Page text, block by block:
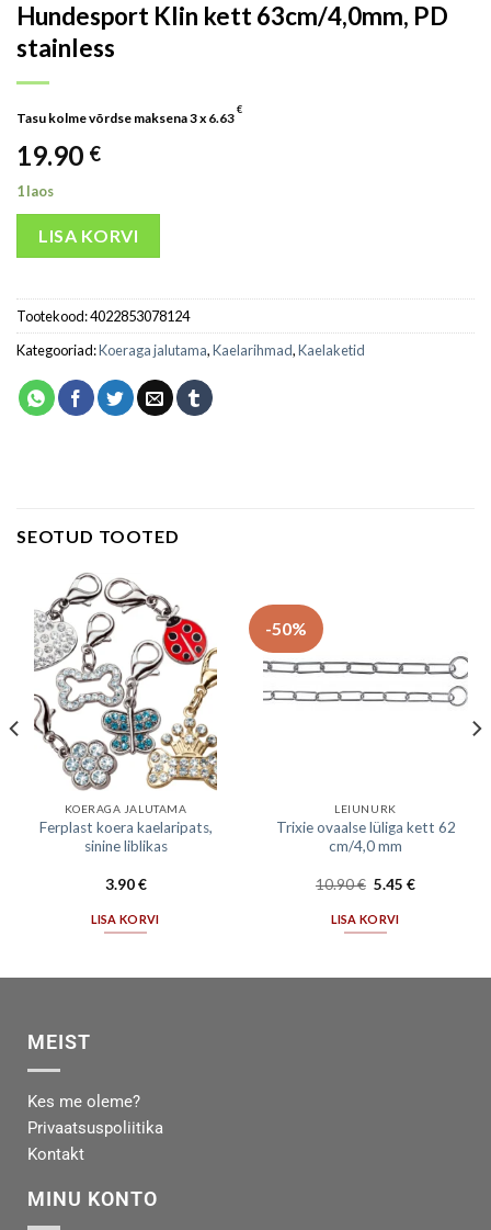
Hundesport Klin kett 63cm/4,0mm, PD
stainless
Tasu kolme võrdse maksena 3 x 6.63
€
19.90 €
1 laos
LISA KORVI
Tootekood:4022853078124
Kategooriad:Koeraga jalutama,Kaelarihmad,Kaelaketid
SEOTUD TOOTED
KOERAGA JALUTAMA
Ferplast koera kaelaripats,
sinine liblikas
3.90€
LISA KORVI
-50%
LEIUNURK
Trixie ovaalse lüliga kett 62
cm/4,0 mm
10.90€ 5.45€
LISA KORVI
MEIST
Kes me oleme?
Privaatsuspoliitika
Kontakt
MINU KONTO